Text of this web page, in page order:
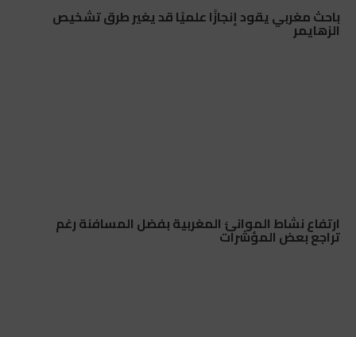
باحث مغربي يقود إنجازًا علميًا قد يغير طرق تشخيص
الزهايمر
ارتفاع نشاط الموانئ المغربية بفضل المسافنة رغم
تراجع بعض المؤشرات